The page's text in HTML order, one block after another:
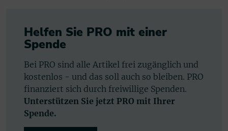
Helfen Sie PRO mit einer
Spende
Bei PRO sind alle Artikel frei zugänglich und
kostenlos - und das soll auch so bleiben. PRO
finanziert sich durch freiwillige Spenden.
Unterstützen Sie jetzt PRO mit Ihrer
Spende.